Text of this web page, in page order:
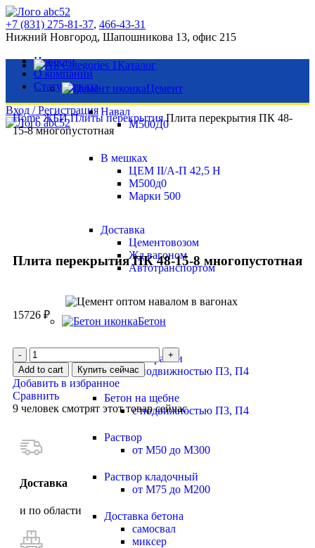
+7 (831) 275-81-37, 466-43-31
Нижний Новгород, Шапошникова 13, офис 215
Новости
О компании
Статус заказа
Вход / Регистрация
Каталог
Цемент
Навал
М500Д0
В мешках
ЦЕМ II/А-П 42,5 Н
М500д0
Марки 500
Доставка
Цементовозом
Жд вагоном
Автотранспортом
Бетон
Бетон на гравии
с подвижностью П3, П4
Бетон на щебне
с подвижностью П3, П4
Раствор
от М50 до М300
Раствор кладочный
от М75 до М200
Доставка бетона
самосвал
миксер
HomeЖБИПлиты перекрытияПлита перекрытия ПК 48-
15-8 многопустотная
Плита перекрытия ПК 48-15-8 многопустотная
15726 ₽
Add to cart Купить сейчас
Добавить в избранное
Сравнить
9 человек смотрят этот товар сейчас
Доставка
и по области